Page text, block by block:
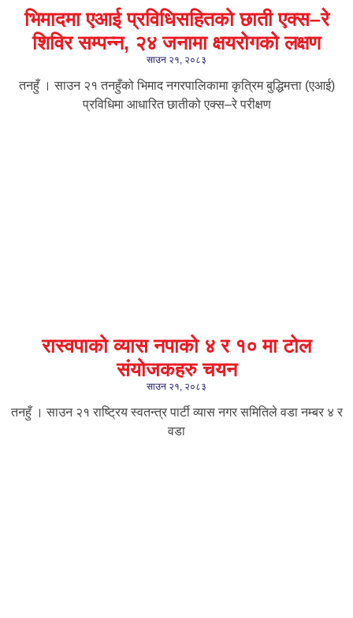
भिमादमा एआई प्रविधिसहितको छाती एक्स–रे
शिविर सम्पन्न, २४ जनामा क्षयरोगको लक्षण
साउन २१, २०८३
तनहुँ । साउन २१ तनहुँको भिमाद नगरपालिकामा कृत्रिम बुद्धिमत्ता (एआई)
प्रविधिमा आधारित छातीको एक्स–रे परीक्षण
रास्वपाको व्यास नपाको ४ र १० मा टोल
संयोजकहरु चयन
साउन २१, २०८३
तनहुँ । साउन २१ राष्ट्रिय स्वतन्त्र पार्टी व्यास नगर समितिले वडा नम्बर ४ र
वडा